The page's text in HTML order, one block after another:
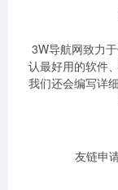
3W导航网致力
认最好用的软件
我们还会编写详
友链申